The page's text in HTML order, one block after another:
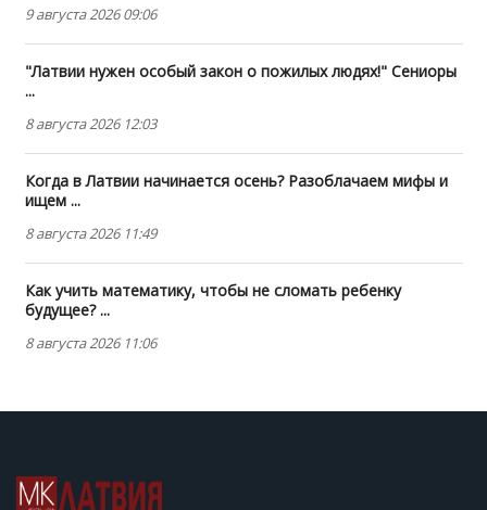
9 августа 2026 09:06
"Латвии нужен особый закон о пожилых людях!" Сениоры
...
8 августа 2026 12:03
Когда в Латвии начинается осень? Разоблачаем мифы и
ищем ...
8 августа 2026 11:49
Как учить математику, чтобы не сломать ребенку
будущее? ...
8 августа 2026 11:06